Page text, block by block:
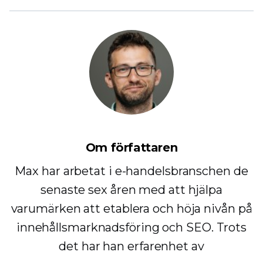
Om författaren
Max har arbetat i e-handelsbranschen de
senaste sex åren med att hjälpa
varumärken att etablera och höja nivån på
innehållsmarknadsföring och SEO. Trots
det har han erfarenhet av